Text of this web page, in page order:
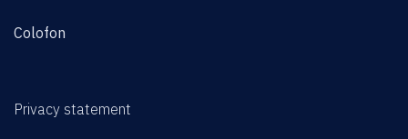
Colofon
Privacy statement